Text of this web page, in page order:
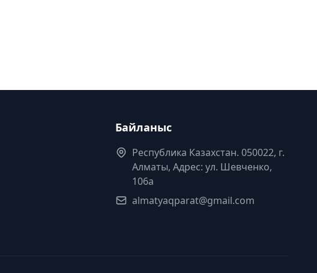
Байланыс
Республика Казахстан. 050022, г.
Алматы, Адрес: ул. Шевченко,
106а
almatyaqparat@gmail.com